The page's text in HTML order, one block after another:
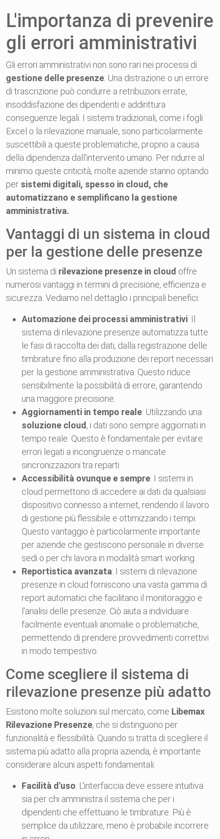
L'importanza di prevenire
gli errori amministrativi
Gli errori amministrativi non sono rari nei processi di
gestione delle presenze . Una distrazione o un errore
di trascrizione può condurre a retribuzioni errate,
insoddisfazione dei dipendenti e addirittura
conseguenze legali. I sistemi tradizionali, come i fogli
Excel o la rilevazione manuale, sono particolarmente
suscettibili a queste problematiche, proprio a causa
della dipendenza dall'intervento umano. Per ridurre al
minimo queste criticità, molte aziende stanno optando
per sistemi digitali, spesso in cloud, che
automatizzano e semplificano la gestione
amministrativa.
Vantaggi di un sistema in cloud
per la gestione delle presenze
Un sistema di rilevazione presenze in cloud offre
numerosi vantaggi in termini di precisione, efficienza e
sicurezza. Vediamo nel dettaglio i principali benefici:
Automazione dei processi amministrativi: Il
sistema di rilevazione presenze automatizza tutte
le fasi di raccolta dei dati, dalla registrazione delle
timbrature fino alla produzione dei report necessari
per la gestione amministrativa. Questo riduce
sensibilmente la possibilità di errore, garantendo
una maggiore precisione.
Aggiornamenti in tempo reale: Utilizzando una
soluzione cloud , i dati sono sempre aggiornati in
tempo reale. Questo è fondamentale per evitare
errori legati a incongruenze o mancate
sincronizzazioni tra reparti.
Accessibilità ovunque e sempre: I sistemi in
cloud permettono di accedere ai dati da qualsiasi
dispositivo connesso a internet, rendendo il lavoro
di gestione più flessibile e ottimizzando i tempi.
Questo vantaggio è particolarmente importante
per aziende che gestiscono personale in diverse
sedi o per chi lavora in modalità smart working.
Reportistica avanzata: I sistemi di rilevazione
presenze in cloud forniscono una vasta gamma di
report automatici che facilitano il monitoraggio e
l'analisi delle presenze. Ciò aiuta a individuare
facilmente eventuali anomalie o problematiche,
permettendo di prendere provvedimenti correttivi
in modo tempestivo.
Come scegliere il sistema di
rilevazione presenze più adatto
Esistono molte soluzioni sul mercato, come Libemax
Rilevazione Presenze, che si distinguono per
funzionalità e flessibilità. Quando si tratta di scegliere il
sistema più adatto alla propria azienda, è importante
considerare alcuni aspetti fondamentali:
Facilità d'uso: L'interfaccia deve essere intuitiva
sia per chi amministra il sistema che per i
dipendenti che effettuano le timbrature. Più è
semplice da utilizzare, meno è probabile incorrere